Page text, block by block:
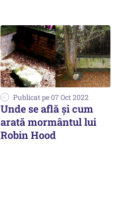
Publicat pe 07 Oct 2022
Unde se află şi cum
arată mormântul lui
Robin Hood